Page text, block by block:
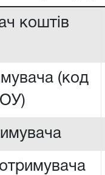
коштів
(код